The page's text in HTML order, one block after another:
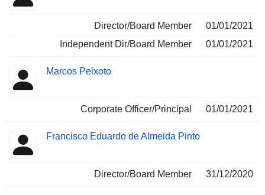
Director/Board Member
01/01/2021
Independent Dir/Board Member
01/01/2021
Marcos Peixoto
Corporate Officer/Principal 01/01/2021
Francisco Eduardo de Almeida Pinto
Director/Board Member 31/12/2020